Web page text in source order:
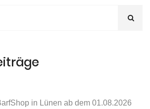
in Lünen ab dem 01.08.2026